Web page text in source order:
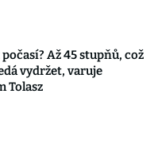
Až 45 stupňů, což
vydržet, varuje
Tolasz